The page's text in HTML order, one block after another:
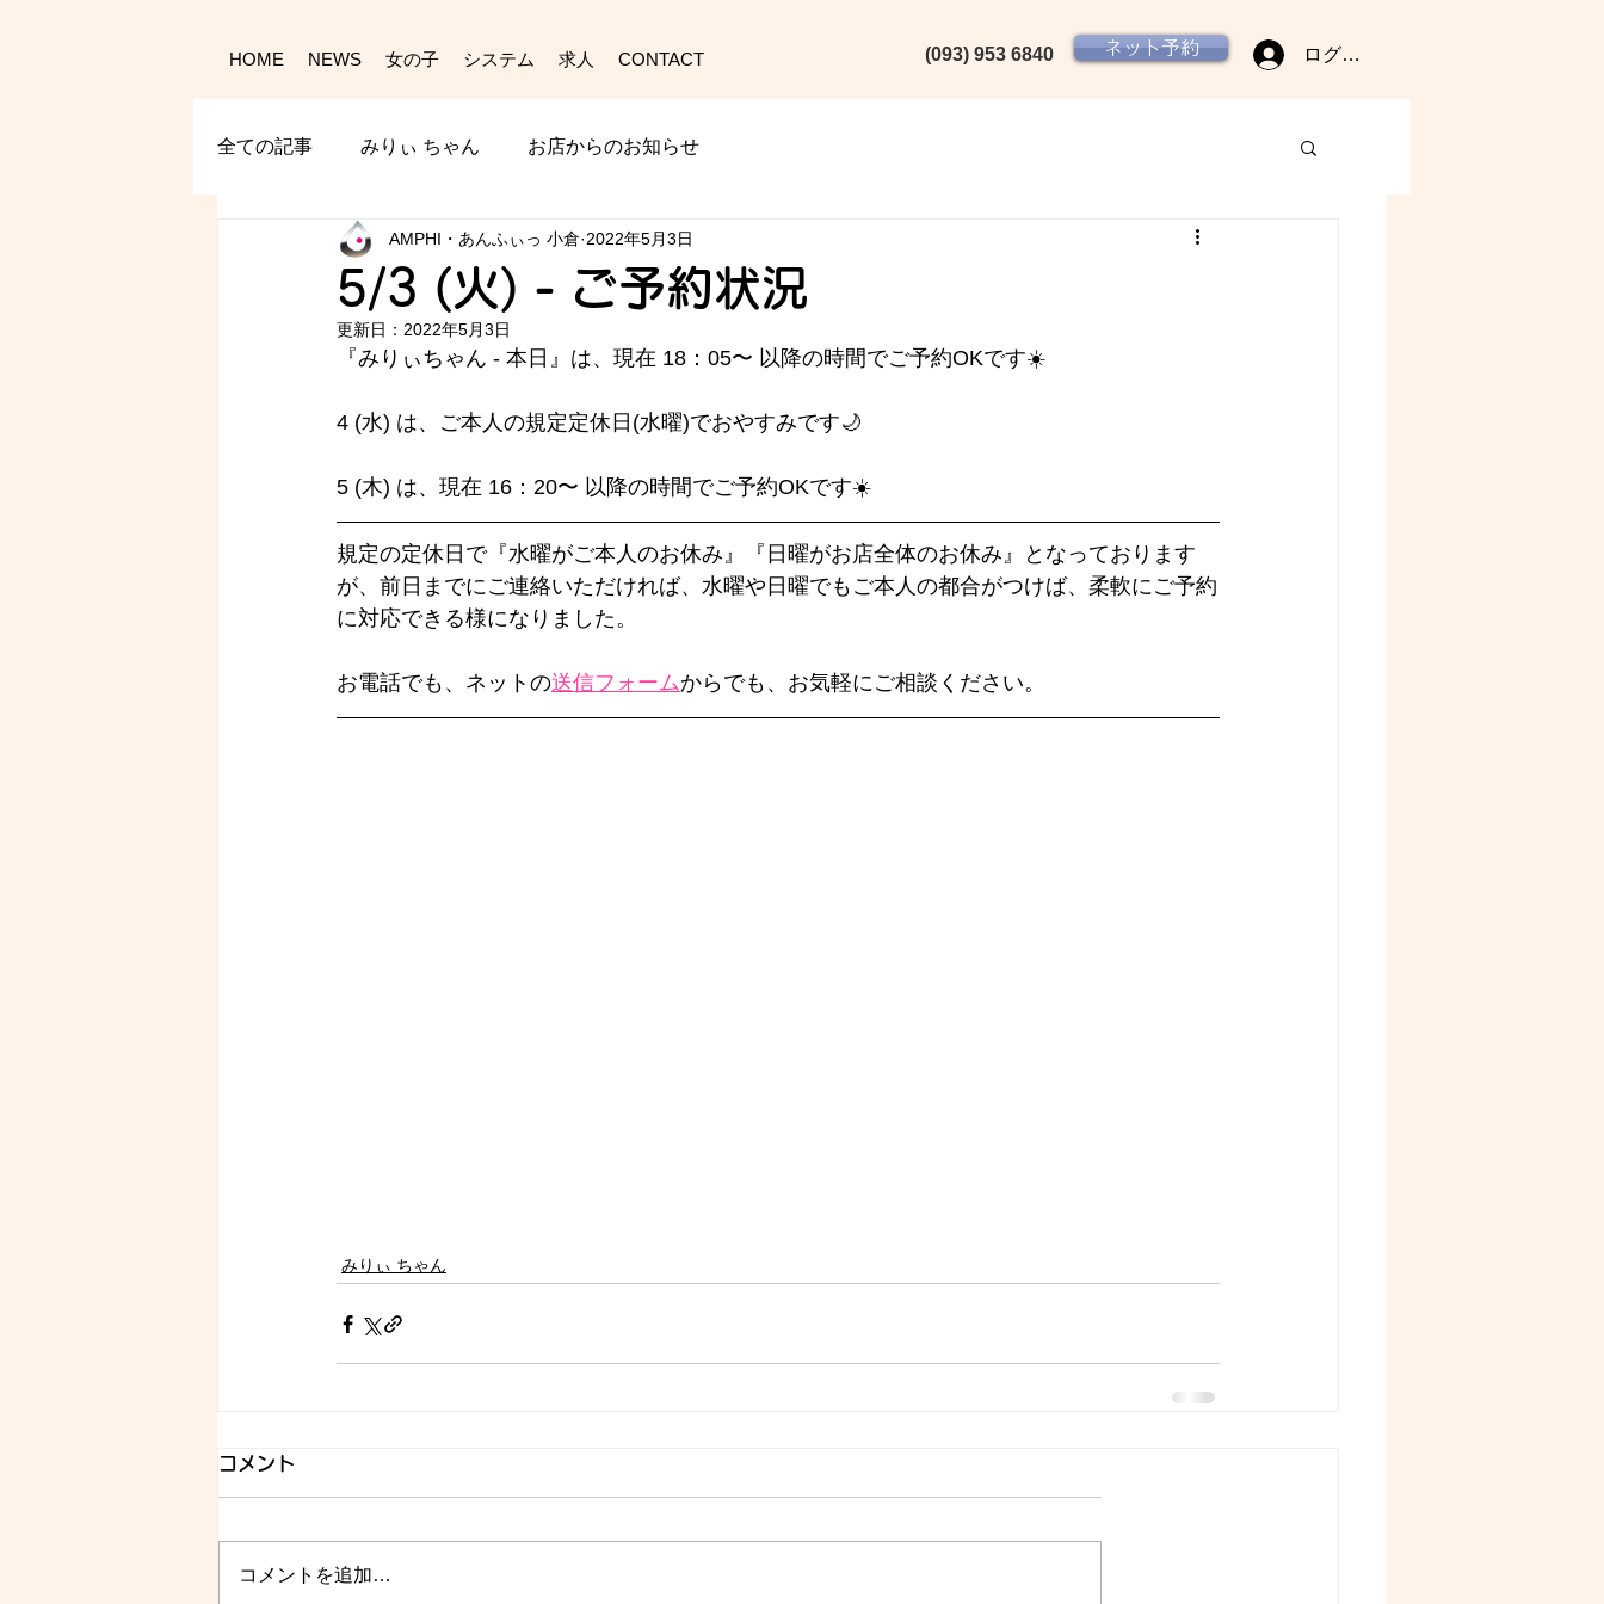
HOME NEWS 女の子 システム 求人 CONTACT (093) 953 6840‬ ネット予約 ログイン
全ての記事 みりぃ ちゃん お店からのお知らせ
5/3 (火) - ご予約状況
AMPHI・あんふぃっ 小倉 2022年5月3日
更新日： 2022年5月3日
『みりぃちゃん - 本日』は、現在 18：05〜 以降の時間でご予約OKです☀️
4 (水) は、ご本人の規定定休日(水曜)でおやすみです🌙
5 (木) は、現在 16：20〜 以降の時間でご予約OKです☀️
規定の定休日で『水曜がご本人のお休み』『日曜がお店全体のお休み』となっております
が、前日までにご連絡いただければ、水曜や日曜でもご本人の都合がつけば、柔軟にご予約
に対応できる様になりました。
お電話でも、ネットの送信フォームからでも、お気軽にご相談ください。
みりぃ ちゃん
コメント
コメントを追加…